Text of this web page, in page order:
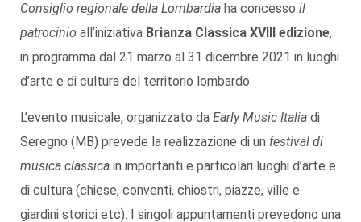
Consiglio regionale della Lombardia ha concesso il
patrocinio all’iniziativa Brianza Classica XVIII edizione,
in programma dal 21 marzo al 31 dicembre 2021 in luoghi
d’arte e di cultura del territorio lombardo.
L’evento musicale, organizzato da Early Music Italia di
Seregno (MB) prevede la realizzazione di un festival di
musica classica in importanti e particolari luoghi d’arte e
di cultura (chiese, conventi, chiostri, piazze, ville e
giardini storici etc). I singoli appuntamenti prevedono una